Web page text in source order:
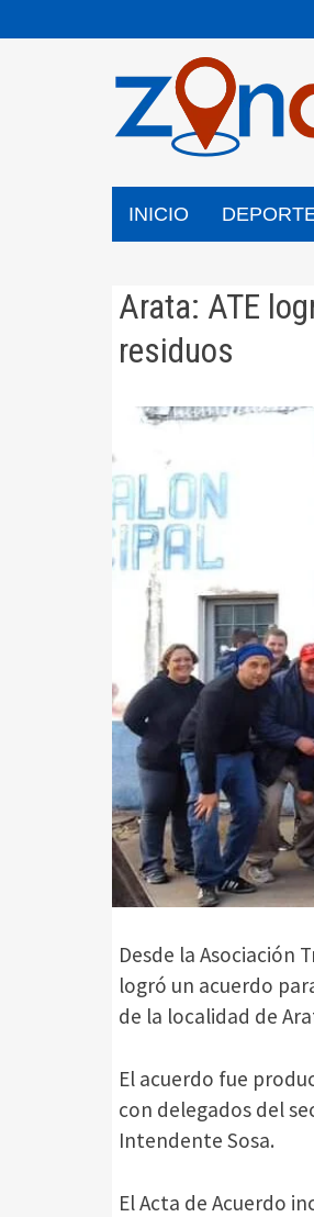
al
INICIO
Arata: ATE
residuos
Desde la Asociación
logró un acuerdo
de la localidad de
El acuerdo fue
con delegados del
Intendente Sosa.
El Acta de Acuerdo